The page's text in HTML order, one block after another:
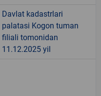
Davlat kadastrlari
palatasi Kogon tuman
filiali tomonidan
11.12.2025 yil